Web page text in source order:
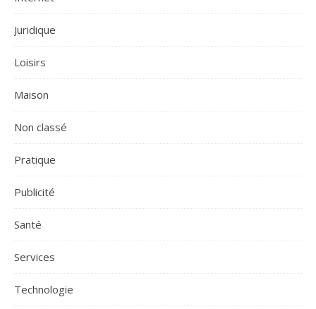
Juridique
Loisirs
Maison
Non classé
Pratique
Publicité
Santé
Services
Technologie